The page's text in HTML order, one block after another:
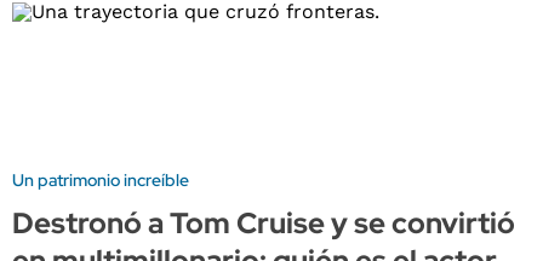
Un patrimonio increíble
Destronó a Tom Cruise y se convirtió